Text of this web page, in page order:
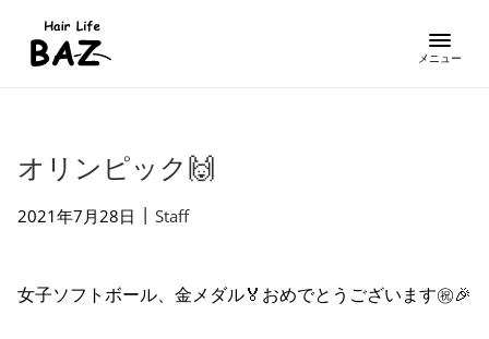
オリンピック🙌
2021年7月28日 | Staff
女子ソフトボール、金メダル🏅おめでとうございます㊗️🎉